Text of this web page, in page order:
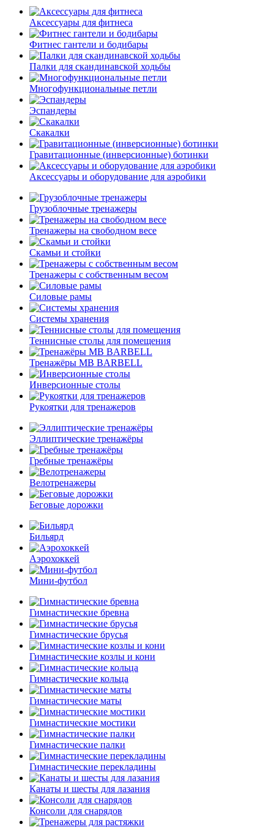
Аксессуары для фитнеса
Фитнес гантели и бодибары
Палки для скандинавской ходьбы
Многофункциональные петли
Эспандеры
Скакалки
Гравитационные (инверсионные) ботинки
Аксессуары и оборудование для аэробики
Грузоблочные тренажеры
Тренажеры на свободном весе
Скамьи и стойки
Тренажеры с собственным весом
Силовые рамы
Системы хранения
Теннисные столы для помещения
Тренажёры MB BARBELL
Инверсионные столы
Рукоятки для тренажеров
Эллиптические тренажёры
Гребные тренажёры
Велотренажеры
Беговые дорожки
Бильярд
Аэрохоккей
Мини-футбол
Гимнастические бревна
Гимнастические брусья
Гимнастические козлы и кони
Гимнастические кольца
Гимнастические маты
Гимнастические мостики
Гимнастические палки
Гимнастические перекладины
Канаты и шесты для лазания
Консоли для снарядов